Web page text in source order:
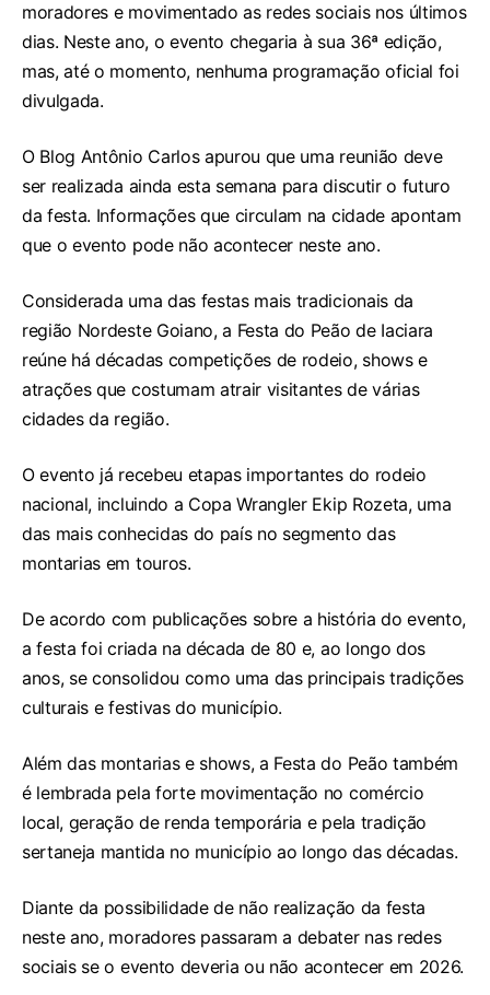
moradores e movimentado as redes sociais nos últimos
dias. Neste ano, o evento chegaria à sua 36ª edição,
mas, até o momento, nenhuma programação oficial foi
divulgada.
O Blog Antônio Carlos apurou que uma reunião deve
ser realizada ainda esta semana para discutir o futuro
da festa. Informações que circulam na cidade apontam
que o evento pode não acontecer neste ano.
Considerada uma das festas mais tradicionais da
região Nordeste Goiano, a Festa do Peão de Iaciara
reúne há décadas competições de rodeio, shows e
atrações que costumam atrair visitantes de várias
cidades da região.
O evento já recebeu etapas importantes do rodeio
nacional, incluindo a Copa Wrangler Ekip Rozeta, uma
das mais conhecidas do país no segmento das
montarias em touros.
De acordo com publicações sobre a história do evento,
a festa foi criada na década de 80 e, ao longo dos
anos, se consolidou como uma das principais tradições
culturais e festivas do município.
Além das montarias e shows, a Festa do Peão também
é lembrada pela forte movimentação no comércio
local, geração de renda temporária e pela tradição
sertaneja mantida no município ao longo das décadas.
Diante da possibilidade de não realização da festa
neste ano, moradores passaram a debater nas redes
sociais se o evento deveria ou não acontecer em 2026.